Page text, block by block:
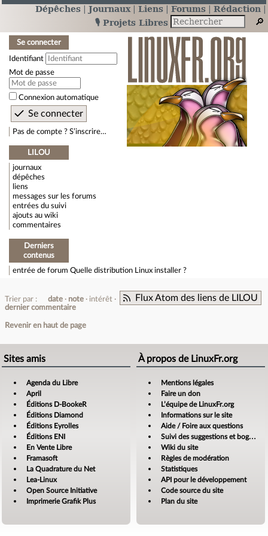
Dépêches Journaux Liens Forums
Rédaction
🎙️ Projets Libres
Se connecter
Identifiant
Mot de passe
Connexion automatique
Pas de compte ? S’inscrire…
LILOU
journaux
dépêches
liens
messages sur les forums
entrées du suivi
ajouts au wiki
commentaires
Derniers
contenus
entrée de forum Quelle distribution Linux installer ?
Flux Atom des liens de LILOU
Trier par : date note
intérêt
dernier commentaire
Revenir en haut de page
Sites amis
Agenda du Libre
April
Éditions D-BookeR
Éditions Diamond
Éditions Eyrolles
Éditions ENI
En Vente Libre
Framasoft
La Quadrature du Net
Lea-Linux
Open Source Initiative
Imprimerie Grafik Plus
À propos de LinuxFr.org
Mentions légales
Faire un don
L’équipe de LinuxFr.org
Informations sur le site
Aide / Foire aux questions
Suivi des suggestions et bogues
Wiki du site
Règles de modération
Statistiques
API pour le développement
Code source du site
Plan du site